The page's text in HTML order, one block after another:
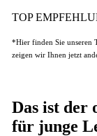
TOP
*Hier finden Sie unseren
zeigen wir Ihnen jetzt
Das ist der
für junge